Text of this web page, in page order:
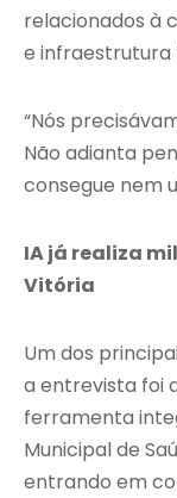
relacionados à
e infraestrutura
“Nós
Não adianta
consegue nem
IA já realiza
Vitória
Um dos
a entrevista foi
ferramenta
Municipal de
entrando em